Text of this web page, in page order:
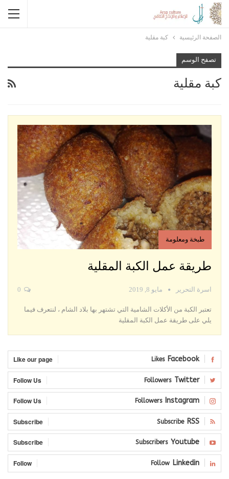
الصفحة الرئيسية كبة مقلية
تصفح الوسم
كبة مقلية
طبخة ومعلومة
طريقة عمل الكبة المقلية
اسرة التحرير مايو 8, 2019
تعتبر الكبة من الأكلات الشامية التي تشتهر بها بلاد الشام ، لنتعرف فيما
يلي على طريقة عمل الكبة المقلية
Facebook
Likes
Like our page
Twitter
Followers
Follow Us
Instagram
Followers
Follow Us
RSS
Subscribe
Subscribe
Youtube
Subscribers
Subscribe
Linkedin
Follow
Follow